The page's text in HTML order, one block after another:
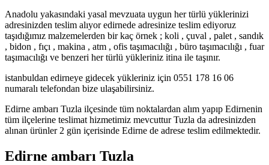
Anadolu yakasındaki yasal mevzuata uygun her türlü yüklerinizi
adresinizden teslim alıyor edirnede adresinize teslim ediyoruz
taşıdığımız malzemelerden bir kaç örnek ; koli , çuval , palet , sandık
, bidon , fıçı , makina , atm , ofis taşımacılığı , büro taşımacılığı , fuar
taşımacılığı ve benzeri her türlü yükleriniz itina ile taşınır.
istanbuldan edirneye gidecek yükleriniz için 0551 178 16 06
numaralı telefondan bize ulaşabilirsiniz.
Edirne ambarı Tuzla ilçesinde tüm noktalardan alım yapıp Edirnenin
tüm ilçelerine teslimat hizmetimiz mevcuttur Tuzla da adresinizden
alınan ürünler 2 gün içerisinde Edirne de adrese teslim edilmektedir.
Edirne ambarı Tuzla